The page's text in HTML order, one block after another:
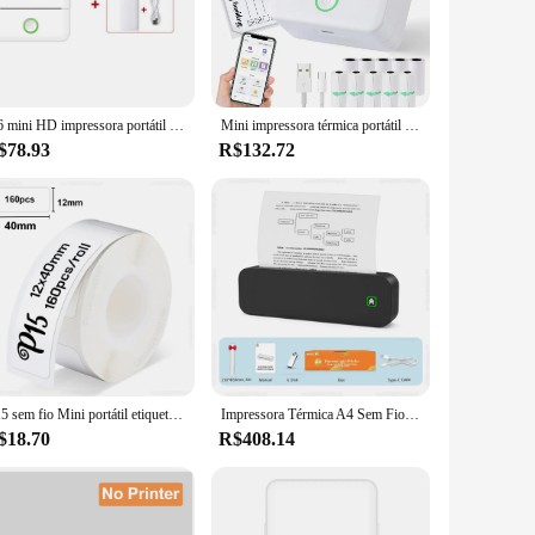
With its compact form factor, this printer doesn't take up
a touch of elegance to any workspace. The printer's
interface makes it easy to operate, even for those
required. This printer is not just about performance;
The printer's eco-conscious design means it operates
printer is an excellent addition to any educational
X6 mini HD impressora portátil etiqueta etiqueta Bluetooth bolso impressora térmica com papel Rolls para a nota do aluno inkless impressão Mini impressora térmica portátil sem tinta para crianças, fabricante de adesivos, bluetooth, corte livre, impressora de bolso pequeno, diy, 57mm
R$132.72
P15 sem fio Mini portátil etiqueta térmica Maker, máquina de etiquetas com fita adesiva etiqueta, Similar como D11 D110 D101 P12 Impressora Térmica A4 Sem Fio Portátil, Sem Placa, Bluetooth, Foto, PDF, Documento, Memorando, Impressão do Tatuagem, Estêncil
R$408.14